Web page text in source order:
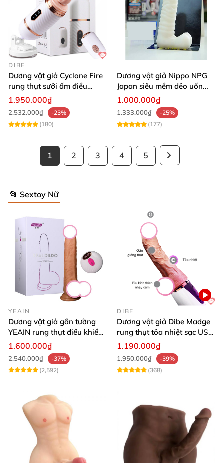
DIBE
Dương vật giả Cyclone Fire
rung thụt sưởi ấm điều
khiển từ xa sạc USB
1.950.000₫
2.532.000₫
-23%
(180)
Dương vật giả Nippo NPG
Japan siêu mềm dẻo uốn
cong dễ dàng
1.000.000₫
1.333.000₫
-25%
(177)
1 2 3 4 5
📂 Sextoy Nữ
YEAIN
Dương vật giả gắn tường
YEAIN rung thụt điều khiển
từ xa tỏa nhiệt
1.600.000₫
2.540.000₫
-37%
(2,592)
DIBE
Dương vật giả Dibe Madge
rung thụt tỏa nhiệt sạc USB
siêu mềm mại
1.190.000₫
1.950.000₫
-39%
(368)